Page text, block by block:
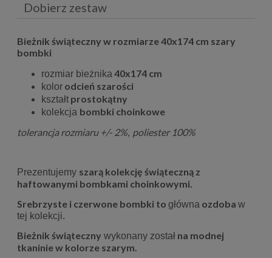
Dobierz zestaw
Bieżnik świąteczny w rozmiarze 40x174 cm szary
bombki
rozmiar bieżnika 40x174 cm
kolor odcień szarości
kształt prostokątny
kolekcja bombki choinkowe
tolerancja rozmiaru +/- 2%, poliester 100%
Prezentujemy szarą kolekcję świąteczną z
haftowanymi bombkami choinkowymi.
Srebrzyste i czerwone bombki to główna ozdoba w
tej kolekcji.
Bieżnik świąteczny wykonany został na modnej
tkaninie w kolorze szarym.